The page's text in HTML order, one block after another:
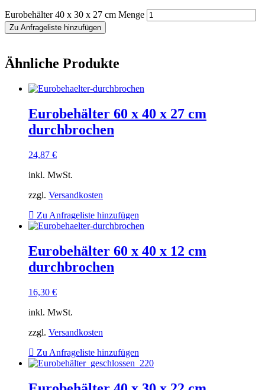
Eurobehälter 40 x 30 x 27 cm Menge
Zu Anfrageliste hinzufügen
Ähnliche Produkte
Eurobehälter 60 x 40 x 27 cm
durchbrochen
24,87 €
inkl. MwSt.
zzgl. Versandkosten
Zu Anfrageliste hinzufügen
Eurobehälter 60 x 40 x 12 cm
durchbrochen
16,30 €
inkl. MwSt.
zzgl. Versandkosten
Zu Anfrageliste hinzufügen